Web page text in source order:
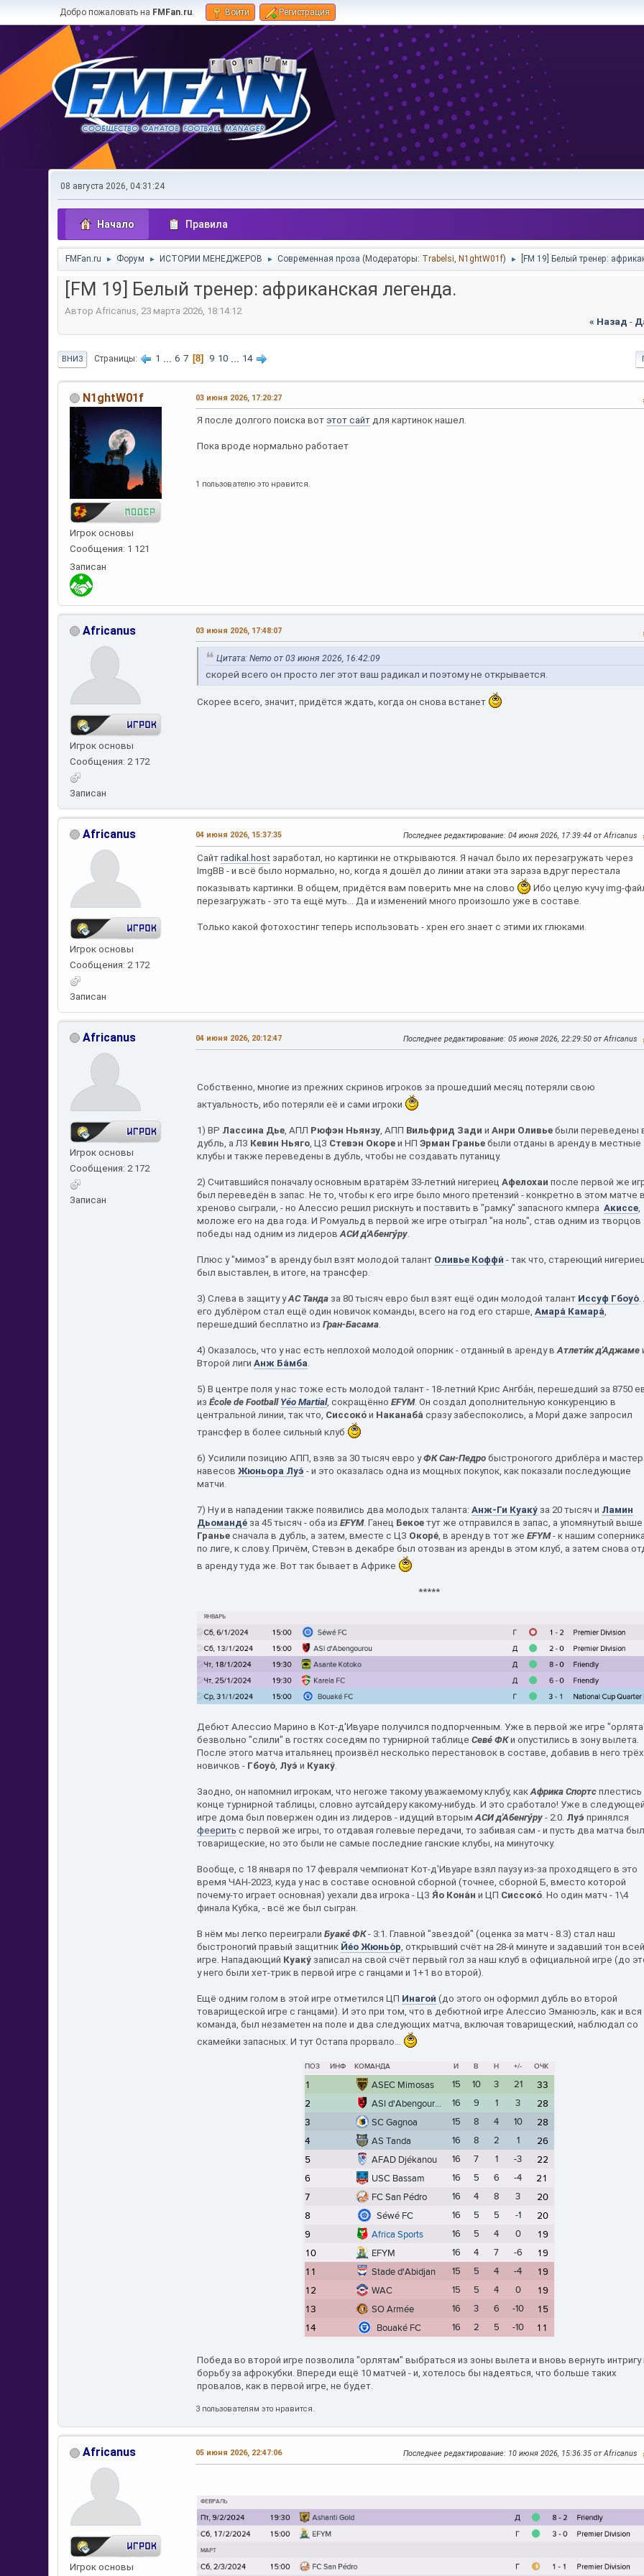
Добро пожаловать на FMFan.ru. Войти Регистрация
08 августа 2026, 04:31:24
Начало Правила
FMFan.ru ► Форум ► ИСТОРИИ МЕНЕДЖЕРОВ ► Современная проза (Модераторы: Trabelsi, N1ghtW01f) ► [FM 19] Белый тренер:
[FM 19] Белый тренер: африканская легенда.
Автор Africanus, 23 марта 2026, 18:14:12
« Назад -
ВНИЗ Страницы 1 ... 6 7 8 9 10 ... 14
N1ghtW01f
Игрок основы
Сообщения: 1 121
Записан
03 июня 2026, 17:20:27
Я после долгого поиска вот этот сайт для картинок нашел.
Пока вроде нормально работает
1 пользователю это нравится.
Africanus
Игрок основы
Сообщения: 2 172
Записан
03 июня 2026, 17:48:07
Цитата: Nemo от 03 июня 2026, 16:42:09
скорей всего он просто лег этот ваш радикал и поэтому не открывается.
Скорее всего, значит, придётся ждать, когда он снова встанет
Africanus
Игрок основы
Сообщения: 2 172
Записан
04 июня 2026, 15:37:35 Последнее редактирование: 04 июня 2026, 17:39:44 от Africanus
Сайтradikal.host заработал, но картинки не открываются. Я начал было их перезагружать через
ImgBB - и всё было нормально, но, когда я дошёл до линии атаки эта зараза вдруг перестала
показывать картинки. В общем, придётся вам поверить мне на слово
Ибо целую кучу img-
перезагружать - это та ещё муть... Да и изменений много произошло уже в составе.
Только какой фотохостинг теперь использовать - хрен его знает с этими их глюками.
Africanus
Игрок основы
Сообщения: 2 172
Записан
04 июня 2026, 20:12:47 Последнее редактирование: 05 июня 2026, 22:29:50 от Africanus
Собственно, многие из прежних скринов игроков за прошедший месяц потеряли свою
актуальность, ибо потеряли её и сами игроки
1) ВР Лассина Дье , АПЛ Рюфэн Ньянзу , АПП Вильфрид Зади иАнри Оливье были переведены
дубль, а ЛЗ Кевин Ньяго , ЦЗ Стевэн Окоре и НПЭрман Гранье были отданы в аренду в местные
клубы и также переведены в дубль, чтобы не создавать путаницу.
2) Считавшийся поначалу основным вратарём 33-летний нигериецАфелохаи после первой же
был переведён в запас. Не то, чтобы к его игре было много претензий - конкретно в этом матче
хреново сыграли, - но Алессио решил рискнуть и поставить в "рамку" запасного кмпераАкиссе
моложе его на два года. И Ромуальд в первой же игре отыграл "на ноль", став одним из творцов
победы над одним из лидеровАСИ д'Абенгу́ру
Плюс у "мимоз" в аренду был взят молодой талант Оливье Коффи́ - так что, стареющий нигериец
был выставлен, в итоге, на трансфер.
3) Слева в защиту уАС Танда за 80 тысяч евро был взят ещё один молодой талант Иссуф Гбоуо́
его дублёром стал ещё один новичок команды, всего на год его старше,Амара́ Камара́
перешедший бесплатно изГран-Басама
4) Оказалось, что у нас есть неплохой молодой опорник - отданный в аренду вАтлети́к д'Аджаме
Второй лигиАнж Ба́мба
5) В центре поля у нас тоже есть молодой талант - 18-летний Крис Ангба́н, перешедший за 8750
изÉcole de Football Yéo Martial, сокращённоEFYM. Он создал дополнительную конкуренцию в
центральной линии, так что, Сиссокó и Наканаба́ сразу забеспоколись, а Мори́ даже запросил
трансфер в более сильный клуб
6) Усилили позицию АПП, взяв за 30 тысяч евро уФК Сан-Педро быстроногого дриблёра и
навесовЖюньора Луэ́ - и это оказалась одна из мощных покупок, как показали последующие
матчи.
7) Ну и в нападении также появились два молодых таланта:Анж-Ги Куаку́ за 20 тысяч и Ламин
Дьоманде́ за 45 тысяч - оба изEFYM. Ганец Бекое тут же отправился в запас, а упомянутый выше
Гранье сначала в дубль, а затем, вместе с ЦЗ Окоре́ , в аренду в тот жеEFYM- к нашим
по лиге, к слову. Причём, Стевэн в декабре был отозван из аренды в этом клуб, а затем снова
в аренду туда же. Вот так бывает в Африке
*****
Дебют Алессио Марино в Кот-д'Ивуаре получился подпорченным. Уже в первой же игре
безвольно "слили" в гостях соседям по турнирной таблицеСеве́ ФКи опустились в зону вылета.
После этого матча итальянец произвёл несколько перестановок в составе, добавив в него трёх
новичков - Гбоуо́ Луэ́ и Куаку́
Заодно, он напомнил игрокам, что негоже такому уважаемому клубу, какАфрика Спортс плестись
конце турнирной таблицы, словно аутсайдеру какому-нибудь. И это сработало! Уже в следующей
игре дома был повержен один из лидеров - идущий вторымАСИ д'Абенгу́ру - 2:0. Луэ́ принялся
феерить с первой же игры, то отдавая голевые передачи, то забивая сам - и пусть два матча
товарищеские, но это были не самые последние ганские клубы, на минуточку.
Вообще, с 18 января по 17 февраля чемпионат Кот-д'Ивуаре взял паузу из-за проходящего в это
время ЧАН-2023, куда у нас в составе основной сборной (точнее, сборной Б, вместо которой
почему-то играет основная) уехали два игрока - ЦЗ Я́о Кона́н и ЦП Сиссокó . Но один матч - 1\4
финала Кубка, - всё же был сыгран.
В нём мы легко переигралиБуаке́ ФК- 3:1. Главной "звездой" (оценка за матч - 8.3) стал наш
быстроногий правый защитник Йе́о Жюньо́р , открывший счёт на 28-й минуте и задавший тон всей
игре. Нападающий Куаку́ записал на свой счёт первый гол за наш клуб в официальной игре (до
у него были хет-трик в первой игре с ганцами и 1+1 во второй).
Ещё одним голом в этой игре отметился ЦП Инагои́ (до этого он оформил дубль во второй
товарищеской игре с ганцами). И это при том, что в дебютной игре Алессио Эманюэль, как и вся
команда, был незаметен на поле и два следующих матча, включая товарищеский, наблюдал со
скамейки запасных. И тут Остапа прорвало...
Победа во второй игре позволила "орлятам" выбраться из зоны вылета и вновь вернуть интригу
борьбу за афрокубки. Впереди ещё 10 матчей - и, хотелось бы надеяться, что больше таких
провалов, как в первой игре, не будет.
3 пользователям это нравится.
Africanus
Игрок основы
05 июня 2026, 22:47:06 Последнее редактирование: 10 июня 2026, 15:36:35 от Africanus